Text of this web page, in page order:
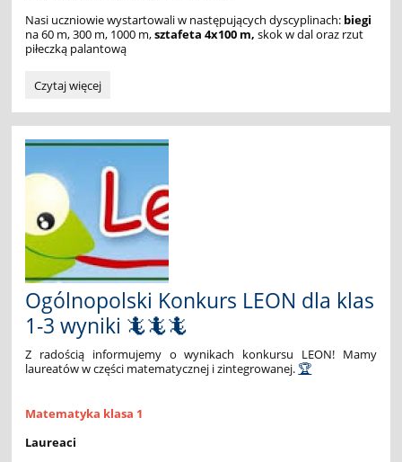
Nasi uczniowie wystartowali w następujących dyscyplinach: biegi
na 60 m, 300 m, 1000 m,sztafeta 4x100 m,skok w dal oraz rzut
piłeczką palantową
Wielki
Złoty
dla
Juszczyszyn!:
Czytaj więcej
Ogólnopolski Konkurs LEON dla klas
1-3 wyniki 🦎🦎🦎
Z radością informujemy o wynikach konkursu LEON! Mamy
laureatów w części matematycznej i zintegrowanej. 🏆
Matematyka klasa 1
Laureaci